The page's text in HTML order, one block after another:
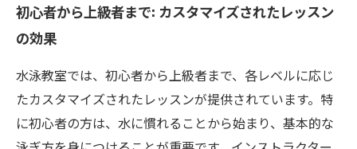
初心者から上級者まで: カスタマイズされたレッスン
の効果
水泳教室では、初心者から上級者まで、各レベルに応じ
たカスタマイズされたレッスンが提供されています。特
に初心者の方は、水に慣れることから始まり、基本的な